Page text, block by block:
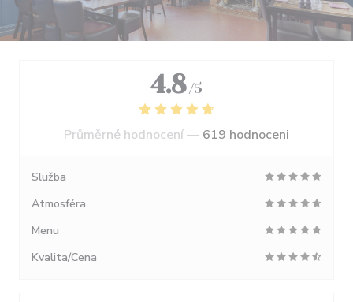
4.8 /5
Průměrné hodnocení — 619 hodnoceni
Služba
Atmosféra
Menu
Kvalita/Cena